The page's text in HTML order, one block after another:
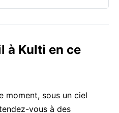
à Kulti en ce
moment, sous un ciel
vous à des